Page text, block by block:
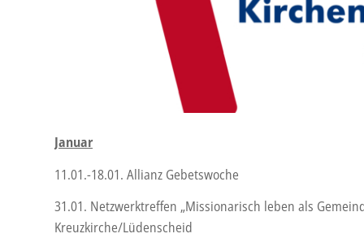
Januar
11.01.-18.01. Allianz Gebetswoche
31.01. Netzwerktreffen „Missionarisch leben als
Kreuzkirche/Lüdenscheid